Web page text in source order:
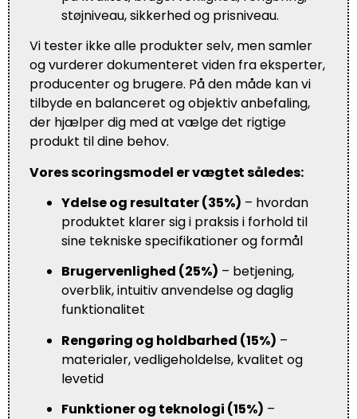
støjniveau, sikkerhed og prisniveau.
Vi tester ikke alle produkter selv, men samler
og vurderer dokumenteret viden fra eksperter,
producenter og brugere. På den måde kan vi
tilbyde en balanceret og objektiv anbefaling,
der hjælper dig med at vælge det rigtige
produkt til dine behov.
Vores scoringsmodel er vægtet således:
Ydelse og resultater (35%) – hvordan
produktet klarer sig i praksis i forhold til
sine tekniske specifikationer og formål
Brugervenlighed (25%) – betjening,
overblik, intuitiv anvendelse og daglig
funktionalitet
Rengøring og holdbarhed (15%) –
materialer, vedligeholdelse, kvalitet og
levetid
Funktioner og teknologi (15%) –